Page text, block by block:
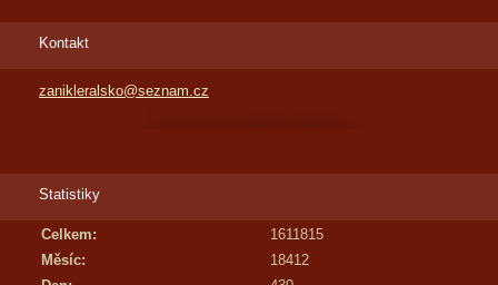
Kontakt
zanikleralsko@seznam.cz
Statistiky
Celkem:
1611815
Měsíc:
18412